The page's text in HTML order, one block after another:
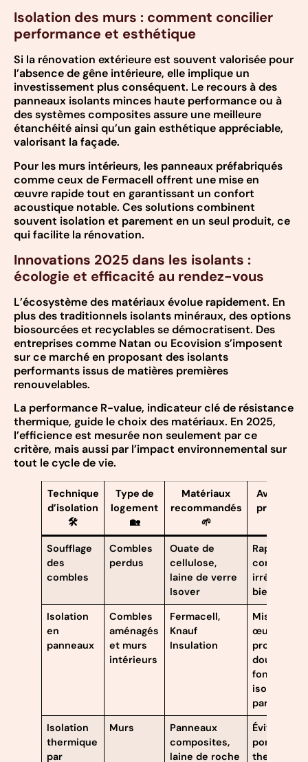
Isolation des murs : comment concilier
performance et esthétique
Si la rénovation extérieure est souvent valorisée pour
l’absence de gêne intérieure, elle implique un
investissement plus conséquent. Le recours à des
panneaux isolants minces haute performance ou à
des systèmes composites assure une meilleure
étanchéité ainsi qu’un gain esthétique appréciable,
valorisant la façade.
Pour les murs intérieurs, les panneaux préfabriqués
comme ceux de Fermacell offrent une mise en
œuvre rapide tout en garantissant un confort
acoustique notable. Ces solutions combinent
souvent isolation et parement en un seul produit, ce
qui facilite la rénovation.
Innovations 2025 dans les isolants :
écologie et efficacité au rendez-vous
L’écosystème des matériaux évolue rapidement. En
plus des traditionnels isolants minéraux, des options
biosourcées et recyclables se démocratisent. Des
entreprises comme Natan ou Ecovision s’imposent
sur ce marché en proposant des isolants
performants issus de matières premières
renouvelables.
La performance R-value, indicateur clé de résistance
thermique, guide le choix des matériaux. En 2025,
l’efficience est mesurée non seulement par ce
critère, mais aussi par l’impact environnemental sur
tout le cycle de vie.
Technique
d’isolation
🛠️
Type de
logement
🏡
Matériaux
recommandés
🌱
Avantages
principaux
Soufflage
des
combles
Combles
perdus
Ouate de
cellulose,
laine de verre
Isover
Rapide,
combles
irréguliers
bien isolés
Isolation
en
panneaux
Combles
aménagés
et murs
intérieurs
Fermacell,
Knauf
Insulation
Mise en
œuvre
propre,
double
fonction
isolant +
parement
Isolation
thermique
par
Murs
Panneaux
composites,
laine de roche
Évite les
ponts